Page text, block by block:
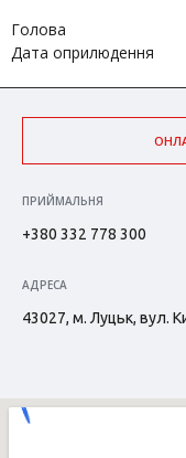
Голова
Дата оприлюдення
ПРИЙМАЛЬНЯ
+380 332 778 300
АДРЕСА
43027, м. Луцьк, вул.